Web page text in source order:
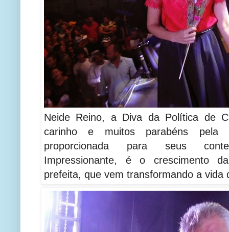
Neide Reino, a Diva da Política de
carinho e muitos parabéns pela
proporcionada para seus
Impressionante, é o crescimento
prefeita, que vem transformando a vida